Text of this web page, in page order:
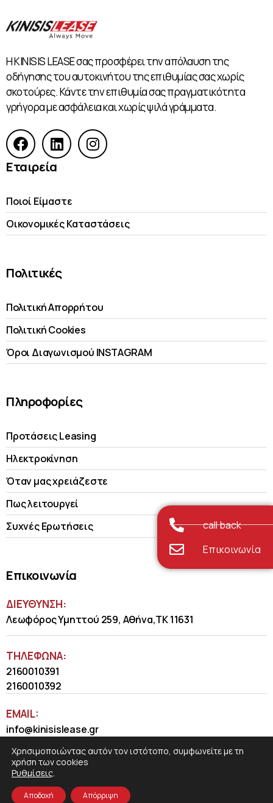
Η KINISIS LEASE σας προσφέρει την απόλαυση της
οδήγησης του αυτοκινήτου της επιθυμίας σας χωρίς
σκοτούρες. Κάντε την επιθυμία σας πραγματικότητα
γρήγορα με ασφάλεια και χωρίς ψιλά γράμματα.
Εταιρεία
Ποιοί Είμαστε
Οικονομικές Kαταστάσεις
Πολιτικές
Πολιτική Απορρήτου
Πολιτική Cookies
Όροι Διαγωνισμού INSTAGRAM
Πληροφορίες
Προτάσεις Leasing
Ηλεκτροκίνηση
Όταν μας χρειάζεστε
Πως λειτουργεί
Συχνές Ερωτήσεις
Επικοινωνία
ΔΙΕΥΘΥΝΣΗ:
Λεωφόρος Υμηττού 259, Αθήνα,ΤΚ 11631
ΤΗΛΈΦΩΝΑ:
2160010391
2160010392
EMAIL:
info@kinisislease.gr
call back
Επικοινωνία
Χρησιμοποιώντας αυτόν τον ιστότοπο, συμφωνείτε με τη
χρήση των cookies
Ρυθμίσεις.
Αποδοχή Απόρριψη